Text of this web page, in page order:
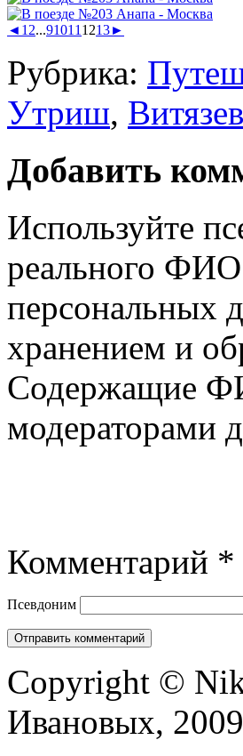
◄ 1 2...91011 1213►
Рубрика:
Утриш,
Добавить
Используйте
реального
персональных
хранением и
Содержащие
модераторами
Комментарий *
Псевдоним
Copyright ©
Ивановых,